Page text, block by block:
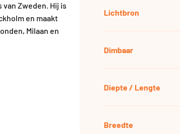
Zweden. Hij is
en maakt
Milaan en
Lichtbron
Dimbaar
Diepte / Lengte
Breedte